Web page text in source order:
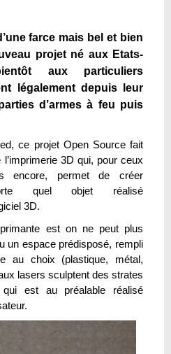
farce mais bel et bien
projet né aux Etats-
aux particuliers
légalement depuis leur
d’armes à feu puis
ce projet Open Source fait
3D qui, pour ceux
encore, permet de créer
quel objet réalisé
3D.
est on ne peut plus
un espace prédisposé, rempli
au choix (plastique, métal,
lasers sculptent des strates
qui est au préalable réalisé